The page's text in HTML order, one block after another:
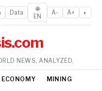
Data
🌐
EN
A- A+ ◐
NEWS, ANALYZED.
ECONOMY MINING